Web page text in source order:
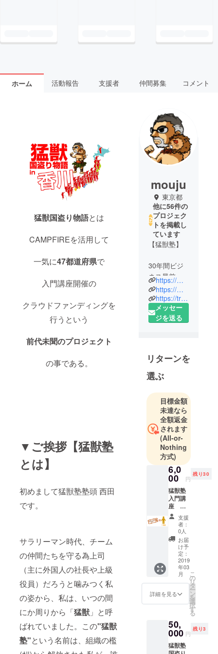
ホーム 活動報告 支援者 仲間募集 コメント
猛獣国盗り物語とは
CAMPFIREを活用して
一気に47都道府県で
入門講座開催の
クラウドファンディングを
行うという
前代未聞のプロジェクト
の事である。
▼ご挨拶【猛獣塾
とは】
初めまして猛獣塾塾頭 西田
です。
サラリーマン時代、チーム
の仲間たちを守る為上司
（主に外国人の社長や上級
役員）だろうと噛みつく私
の姿から、私は、いつの間
にか周りから「猛獣 」と呼
ばれていました。この"猛獣
塾"という名前は、組織の檻
mouju
東京都
他に56件の
プロジェク
トを掲載し
ています
【猛獣塾】
30年間ビジ
ネス最前線
で陣頭指揮
してきた元
外資系企業
取締役が、
違いに悩み
続け、遂に
たどり着い
た“MBAでは
学べない”
“目からウロ
コ” “学者か
らは学べな
い” 日本人の
為の“和魂洋
才”究極ビジ
ネス講座
塾頭 西田浩
P&Gにて、
入社3か月で
当時の店頭
ディスプレ
イ納入記録
え、2年目か
業実務の傍
ら、トレー
ナーとして
その知識・
https://mouju.jp/
https://mouju.jp/seminar/
https://triple-w.co.jp/?page_id=256
メッセー
ジを送る
リターンを
選ぶ
目標金額
未達なら
全額返金
されます
(All-or-
Nothing
方式)
6,0
00 円
残り30
猛獣塾
入門講
座 １
名分
参加権
時】２
０１９
年３月
２８日
(木)
【時
間】１
９時～
２１時
１８時
４５
分）
【場
支援
者：
0人
お届
け予
定：
2019
年03
月
詳細を見る
こ
の
リ
タ
ー
ン
を
選
択
す
る
50,
000 円
残り3
猛獣塾